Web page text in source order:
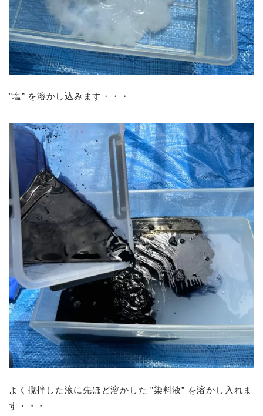
”塩” を溶かし込みます・・・
よく撹拌した液に先ほど溶かした ”染料液” を溶かし入れま
す・・・